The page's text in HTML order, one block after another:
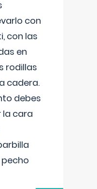
con
con las
en
rodillas
cadera.
debes
la cara